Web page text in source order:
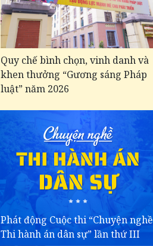
Quy chế bình chọn, vinh danh và
khen thưởng “Gương sáng Pháp
luật” năm 2026
Phát động Cuộc thi “Chuyện nghề
Thi hành án dân sự” lần thứ III